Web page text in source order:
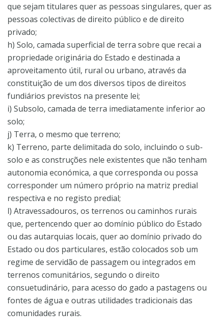
que sejam titulares quer as pessoas singulares, quer as
pessoas colectivas de direito público e de direito
privado;
h) Solo, camada superficial de terra sobre que recai a
propriedade originária do Estado e destinada a
aproveitamento útil, rural ou urbano, através da
constituição de um dos diversos tipos de direitos
fundiários previstos na presente lei;
i) Subsolo, camada de terra imediatamente inferior ao
solo;
j) Terra, o mesmo que terreno;
k) Terreno, parte delimitada do solo, incluindo o sub-
solo e as construções nele existentes que não tenham
autonomia económica, a que corresponda ou possa
corresponder um número próprio na matriz predial
respectiva e no registo predial;
l) Atravessadouros, os terrenos ou caminhos rurais
que, pertencendo quer ao domínio público do Estado
ou das autarquias locais, quer ao domínio privado do
Estado ou dos particulares, estão colocados sob um
regime de servidão de passagem ou integrados em
terrenos comunitários, segundo o direito
consuetudinário, para acesso do gado a pastagens ou
fontes de água e outras utilidades tradicionais das
comunidades rurais.